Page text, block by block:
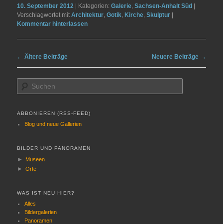
10. September 2012 Kategorien:Galerie,Sachsen-Anhalt Süd
Verschlagwortet mit Architektur,Gotik, Kirche,Skulptur
Kommentar hinterlassen
Artikelnavigation
← Ältere Beiträge Neuere Beiträge →
h
ABBONIEREN (RSS-FEED)
Blog und neue Gallerien
BILDER UND PANORAMEN
► Museen
► Orte
WAS IST NEU HIER?
Alles
Bildergalerien
Panoramen